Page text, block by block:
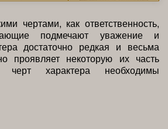
чертами, как ответственность,
подмечают уважение и
достаточно редкая и весьма
проявляет некоторую их часть
характера необходимы